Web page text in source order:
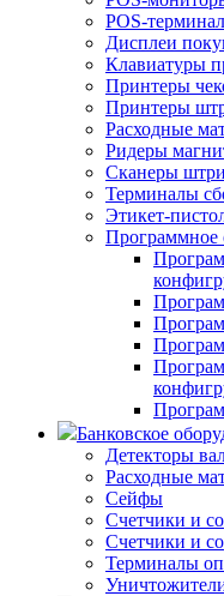
POS-
Дисплеи
Клавиатуры
Принтеры
Принтеры
Расходные
Ридеры
Сканеры
Терминалы
Этикет-
Программное
Банковское
Детекторы
Расходные
Сейфы
Счетчики и
Счетчики и
Терминалы